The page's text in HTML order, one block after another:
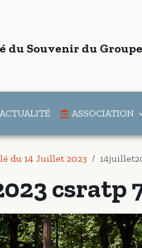
du Souvenir du Groupe
ACTUALITÉ ASSOCIATION
du 14 Juillet 2023
csratp